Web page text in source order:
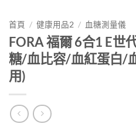
首頁 / 健康用品2 / 血糖測量儀
FORA 福爾 6合1 E世
糖/血比容/血紅蛋白/
用)